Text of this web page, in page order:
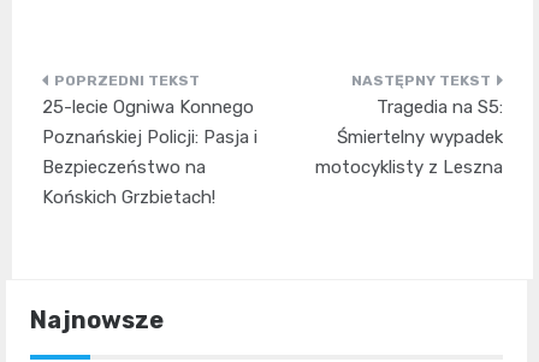
Nawigacja
wpisu
25-lecie Ogniwa Konnego
Poznańskiej Policji: Pasja i
Bezpieczeństwo na
Końskich Grzbietach!
Tragedia na S5:
Śmiertelny wypadek
motocyklisty z Leszna
Najnowsze